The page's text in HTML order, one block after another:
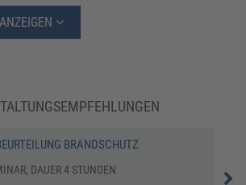
BRANDSCHUTZ
DAUER 4 STUNDEN